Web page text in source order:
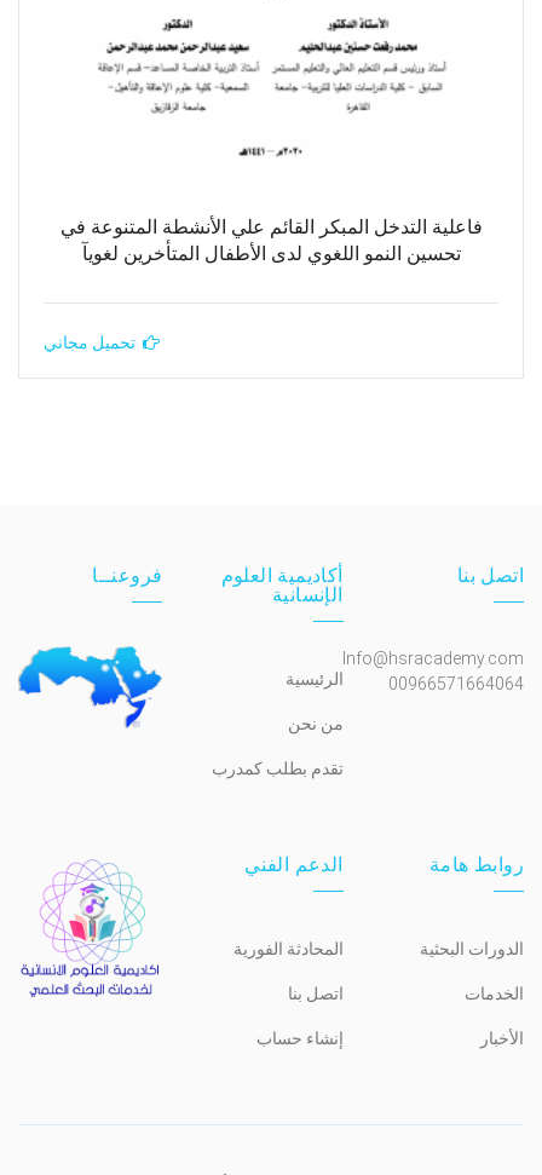
فاعلية التدخل المبكر القائم علي الأنشطة المتنوعة في
تحسين النمو اللغوي لدى الأطفال المتأخرين لغويآ
تحميل مجاني
اتصل بنا
Info@hsracademy.com
00966571664064
أكاديمية العلوم
الإنسانية
الرئيسية
من نحن
تقدم بطلب كمدرب
فروعنــا
روابط هامة
الدورات البحثية
الخدمات
الأخبار
الدعم الفني
المحادثة الفورية
اتصل بنا
إنشاء حساب